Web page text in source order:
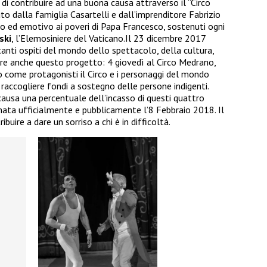
dalla famiglia Casartelli e dall’imprenditore Fabrizio
ed emotivo ai poveri di Papa Francesco, sostenuti ogni
, l’Elemosiniere del Vaticano.Il 23 dicembre 2017
ospiti del mondo dello spettacolo, della cultura,
anche questo progetto: 4 giovedì al Circo Medrano,
protagonisti il Circo e i personaggi del mondo
fondi a sostegno delle persone indigenti.
una percentuale dell’incasso di questi quattro
ufficialmente e pubblicamente l’8 Febbraio 2018. Il
a dare un sorriso a chi è in difficoltà.